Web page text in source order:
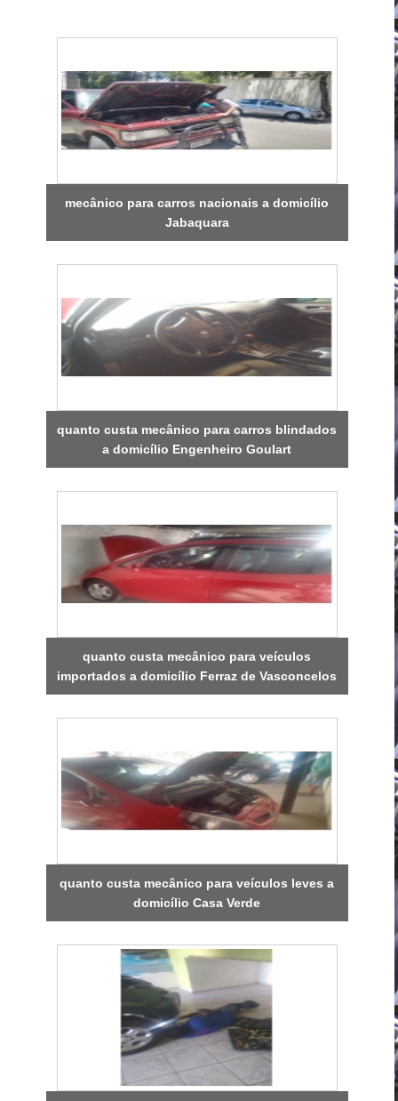
mecânico para carros nacionais a domicílio
Jabaquara
quanto custa mecânico para carros blindados
a domicílio Engenheiro Goulart
quanto custa mecânico para veículos
importados a domicílio Ferraz de Vasconcelos
quanto custa mecânico para veículos leves a
domicílio Casa Verde